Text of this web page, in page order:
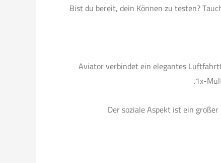
Bist du bereit, dein Können zu testen?
Aviator verbindet ein elegantes
1x-
Der soziale Aspekt ist ein